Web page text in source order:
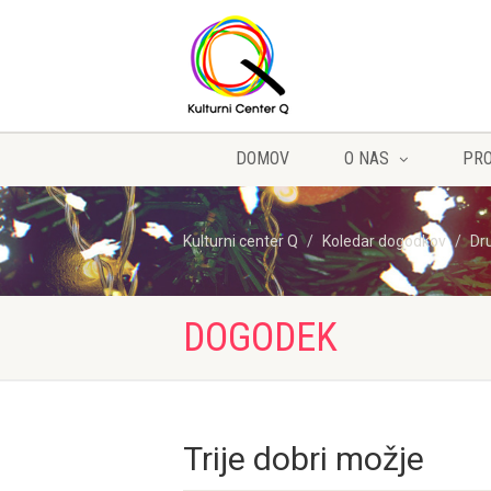
DOMOV O NAS
Kulturni center Q Koledar dogodkov
DOGODEK
Trije dobri možje